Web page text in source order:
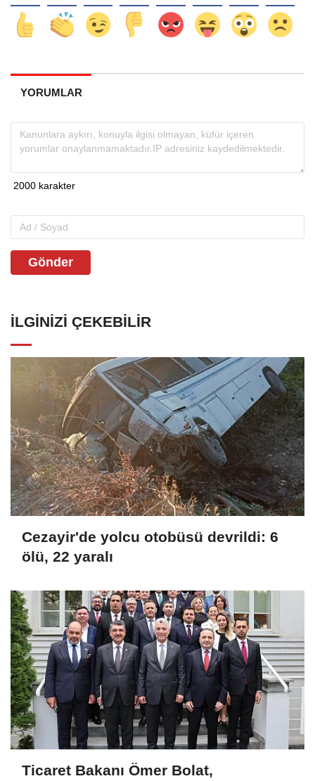
YORUMLAR
Gönder
İLGINIZI ÇEKEBILIR
Cezayir'de yolcu otobüsü devrildi: 6
ölü, 22 yaralı
Ticaret Bakanı Ömer Bolat,